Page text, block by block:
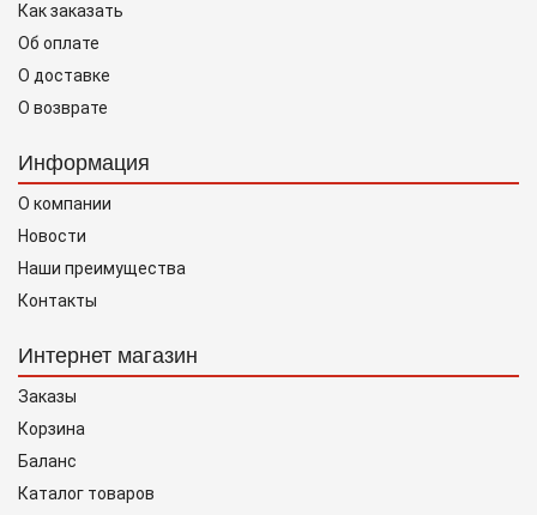
Как заказать
Об оплате
О доставке
О возврате
Информация
О компании
Новости
Наши преимущества
Контакты
Интернет магазин
Заказы
Корзина
Баланс
Каталог товаров